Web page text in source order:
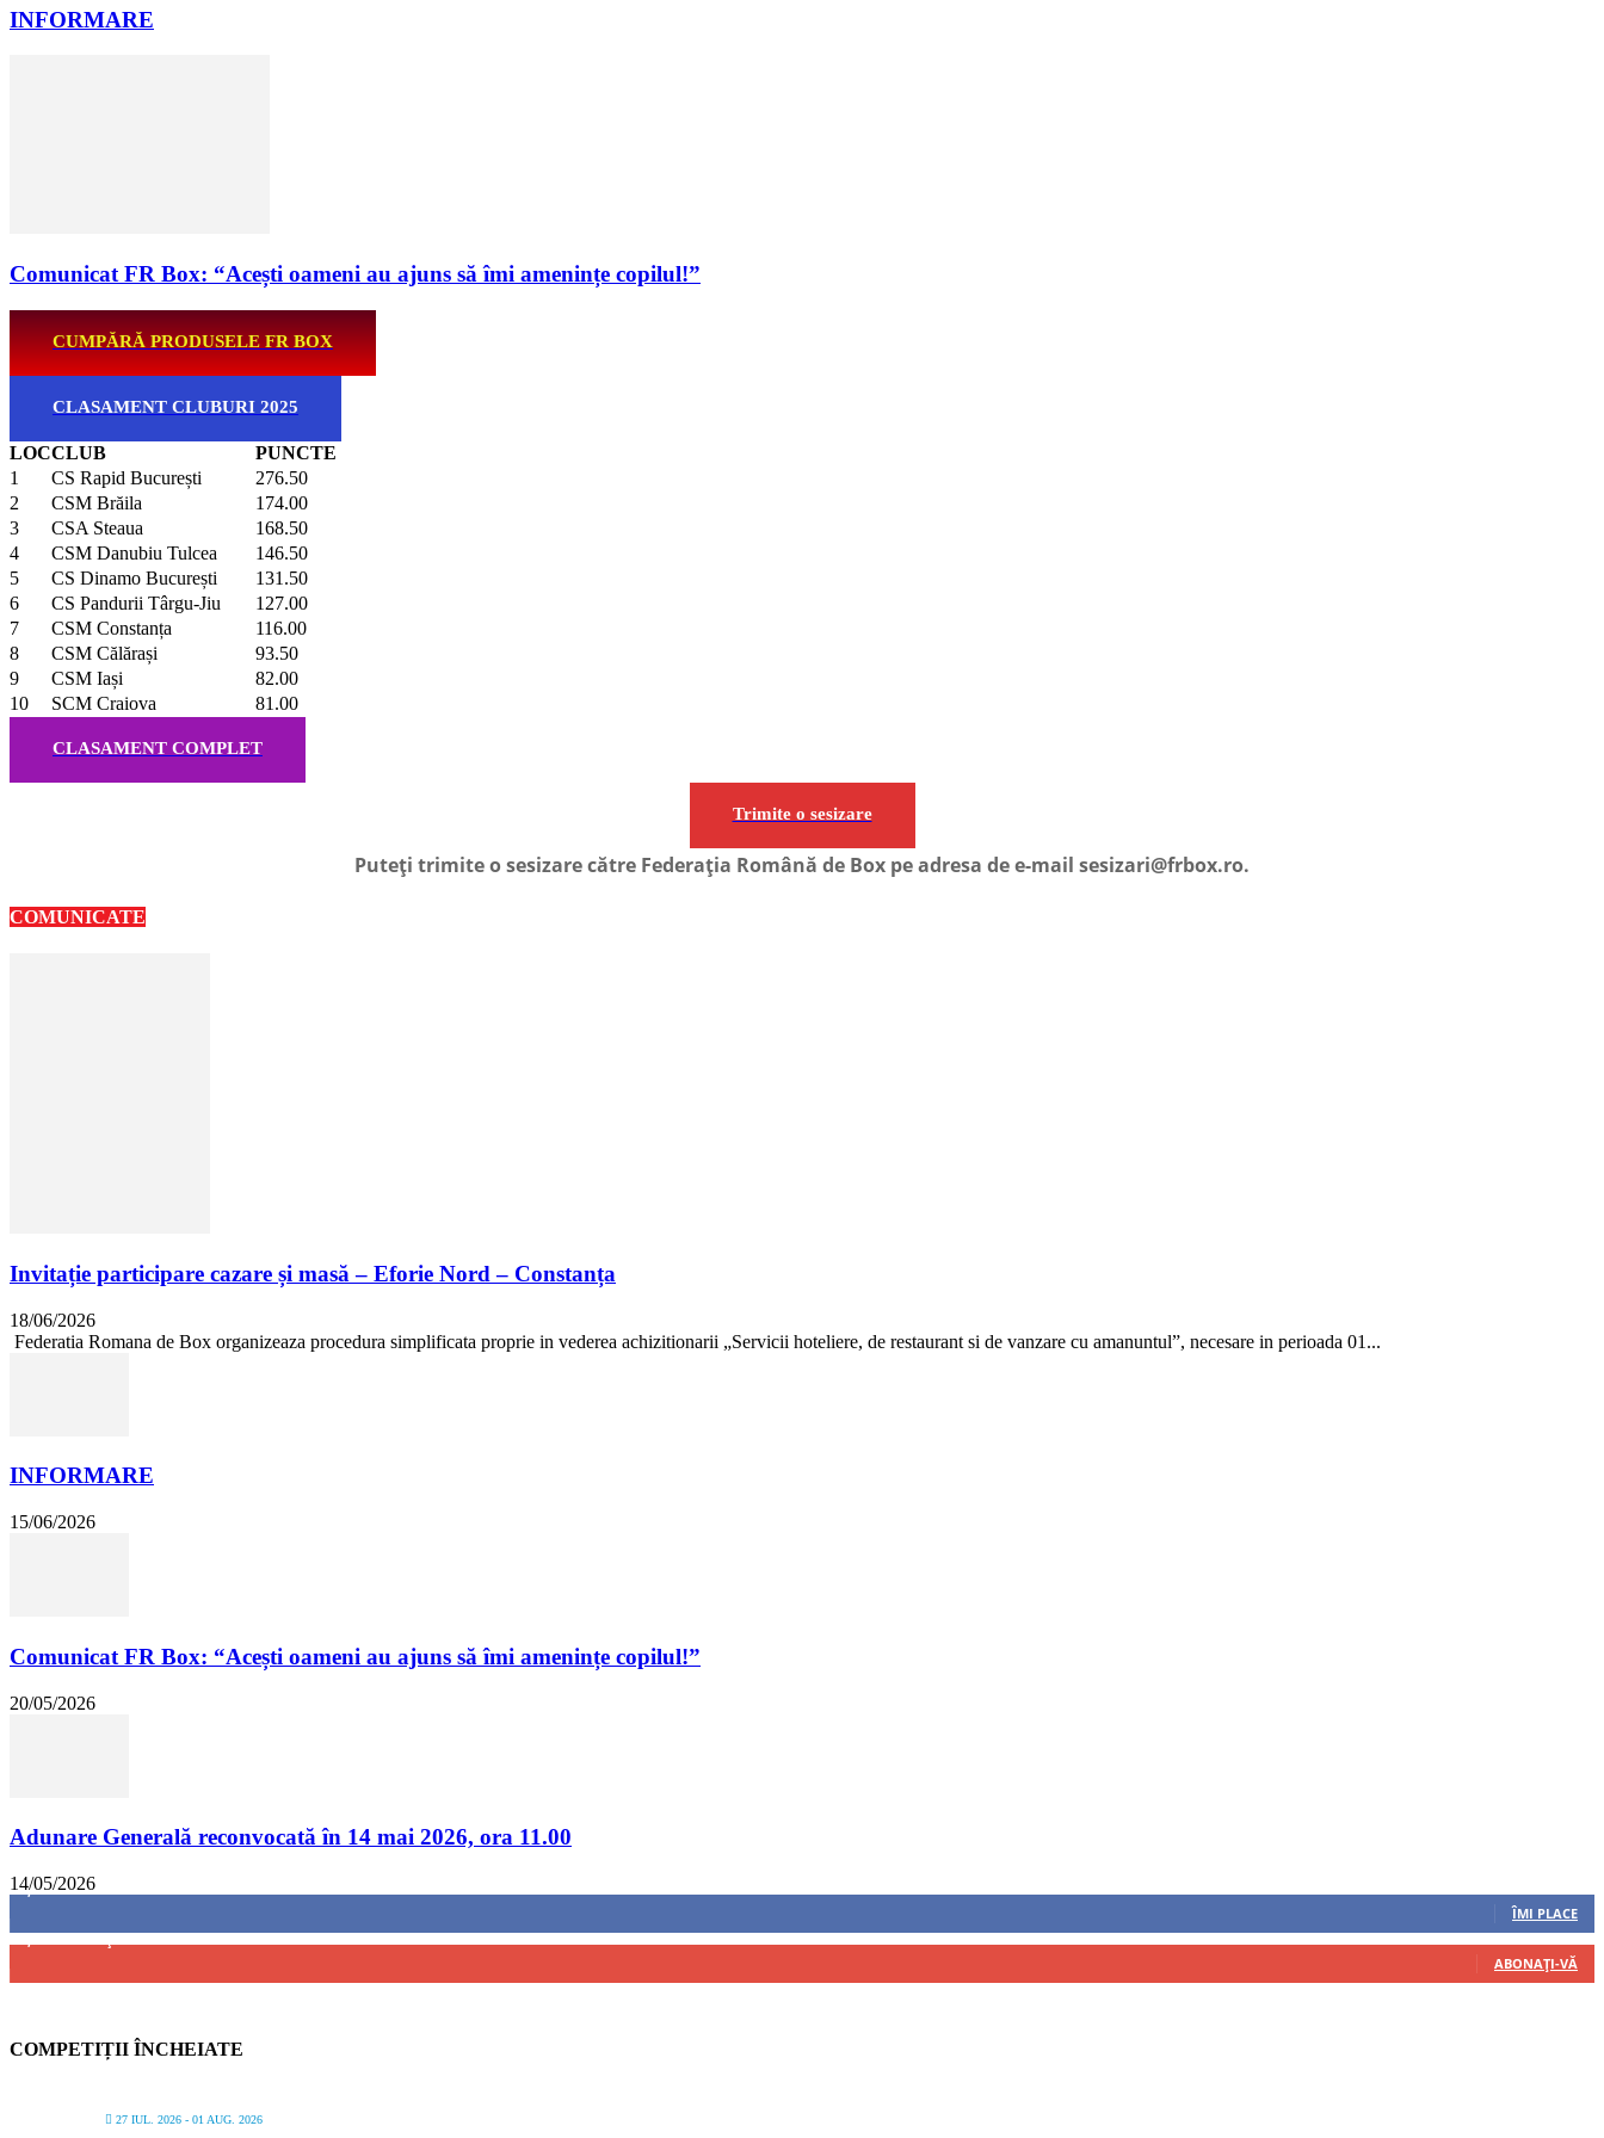
INFORMARE
Comunicat FR Box: “Acești oameni au ajuns să îmi amenințe copilul!”
CUMPĂRĂ PRODUSELE FR BOX
CLASAMENT CLUBURI 2025
LOCCLUB
PUNCTE
1
CS Rapid București
276.50
2
CSM Brăila
174.00
3
CSA Steaua
168.50
4
CSM Danubiu Tulcea
146.50
5
CS Dinamo București
131.50
6
CS Pandurii Târgu-Jiu
127.00
7
CSM Constanța
116.00
8
CSM Călărași
93.50
9
CSM Iași
82.00
10
SCM Craiova 81.00
CLASAMENT COMPLET
Trimite o sesizare
Puteți trimite o sesizare către Federația Română de Box pe adresa de e-mail sesizari@frbox.ro.
COMUNICATE
Invitație participare cazare și masă – Eforie Nord – Constanța
18/06/2026
Federatia Romana de Box organizeaza procedura simplificata proprie in vederea achizitionarii „Servicii hoteliere, de restaurant si de vanzare cu amanuntul”, necesare in perioada 01...
INFORMARE
15/06/2026
Comunicat FR Box: “Acești oameni au ajuns să îmi amenințe copilul!”
20/05/2026
Adunare Generală reconvocată în 14 mai 2026, ora 11.00
14/05/2026
8,237 Fani
ÎMI PLACE
ABONAȚI-VĂ
COMPETIȚII ÎNCHEIATE
27 IUL. 2026 - 01 AUG. 2026